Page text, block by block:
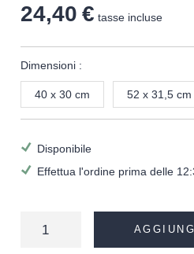
24,40 € tasse incluse
Dimensioni :
40 x 30 cm 52 x 31,5 cm
Disponibile
Effettua l'ordine prima delle